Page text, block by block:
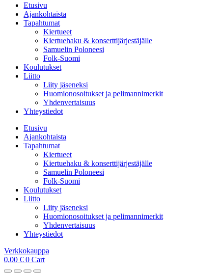
Etusivu
Ajankohtaista
Tapahtumat
Kiertueet
Kiertuehaku & konserttijärjestäjälle
Samuelin Poloneesi
Folk-Suomi
Koulutukset
Liitto
Liity jäseneksi
Huomionosoitukset ja pelimannimerkit
Yhdenvertaisuus
Yhteystiedot
Etusivu
Ajankohtaista
Tapahtumat
Kiertueet
Kiertuehaku & konserttijärjestäjälle
Samuelin Poloneesi
Folk-Suomi
Koulutukset
Liitto
Liity jäseneksi
Huomionosoitukset ja pelimannimerkit
Yhdenvertaisuus
Yhteystiedot
Verkkokauppa
0,00 € 0 Cart